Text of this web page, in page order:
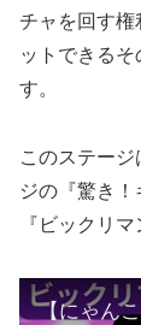
チャを回す権
ットできる
す。
このステー
ジの『驚き
『ビックリ